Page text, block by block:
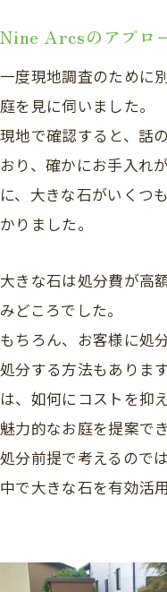
Nine Arcsのアプロ
一度現地調査のために
庭を見に伺いました。
現地で確認すると、話
おり、確かにお手入れ
に、大きな石がいくつ
かりました。
大きな石は処分費が高
みどころでした。
もちろん、お客様に処
処分する方法もありま
は、如何にコストを抑
魅力的なお庭を提案で
処分前提で考えるので
中で大きな石を有効活